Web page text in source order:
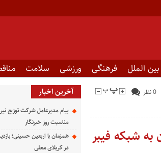
بین الملل فرهنگی ورزشی سلامت
0 نظر
به شبكه فیبر
آخرین اخبار
پیام مدیرعامل شركت توزیع
مناسبت روز خبرنگار ‌
همزمان با اربعین حسینی؛
در کربلای معلی